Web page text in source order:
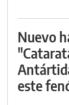
Nuevo
este